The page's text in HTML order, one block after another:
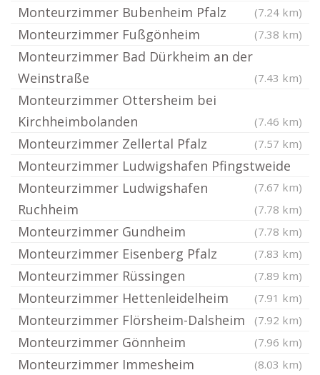
Monteurzimmer Bubenheim Pfalz (7.24 km)
Monteurzimmer Fußgönheim (7.38 km)
Monteurzimmer Bad Dürkheim an der
Weinstraße
(7.43 km)
Monteurzimmer Ottersheim bei
Kirchheimbolanden
(7.46 km)
Monteurzimmer Zellertal Pfalz (7.57 km)
Monteurzimmer Ludwigshafen Pfingstweide
(7.67 km)
Monteurzimmer Ludwigshafen
Ruchheim
(7.78 km)
Monteurzimmer Gundheim (7.78 km)
Monteurzimmer Eisenberg Pfalz (7.83 km)
Monteurzimmer Rüssingen (7.89 km)
Monteurzimmer Hettenleidelheim (7.91 km)
Monteurzimmer Flörsheim-Dalsheim (7.92 km)
Monteurzimmer Gönnheim (7.96 km)
Monteurzimmer Immesheim (8.03 km)